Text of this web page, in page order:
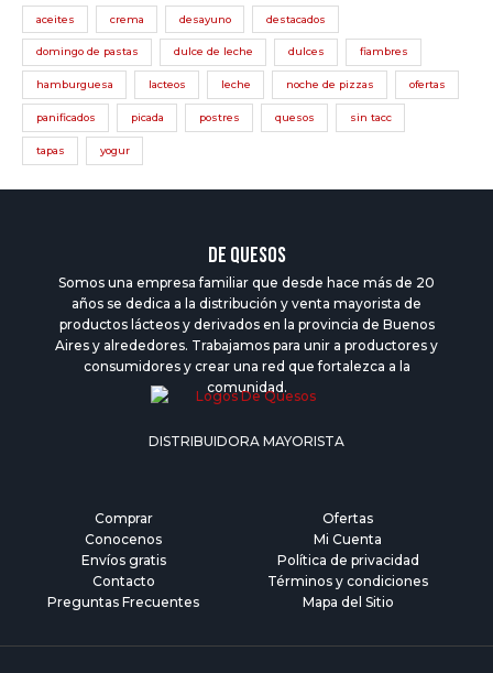
aceites crema desayuno destacados
domingo de pastas dulce de leche dulces fiambres
hamburguesa lacteos leche noche de pizzas ofertas
panificados picada postres quesos sin tacc
tapas yogur
DE QUESOS
Somos una empresa familiar que desde hace más de 20
años se dedica a la distribución y venta mayorista de
productos lácteos y derivados en la provincia de Buenos
Aires y alrededores. Trabajamos para unir a productores y
consumidores y crear una red que fortalezca a la
comunidad.
DISTRIBUIDORA MAYORISTA
Comprar
Conocenos
Envíos gratis
Contacto
Preguntas Frecuentes
Ofertas
Mi Cuenta
Política de privacidad
Términos y condiciones
Mapa del Sitio